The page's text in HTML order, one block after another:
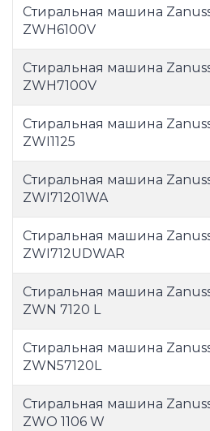
Стиральная машина
ZWH6100V
Стиральная машина
ZWH7100V
Стиральная машина
ZWI1125
Стиральная машина
ZWI71201WA
Стиральная машина
ZWI712UDWAR
Стиральная машина
ZWN 7120 L
Стиральная машина
ZWN57120L
Стиральная машина
ZWO 1106 W